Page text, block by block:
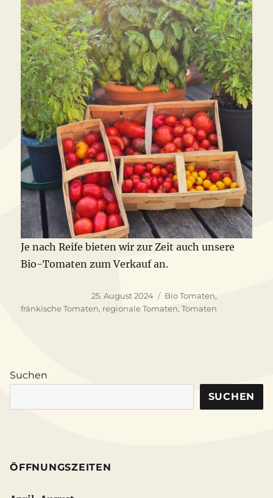
Je nach Reife bieten wir zur Zeit auch unsere
Bio-Tomaten zum Verkauf an.
Veröffentlicht
am
25. August 2024 Schlagwörter
Bio Tomaten,
fränkische Tomaten, regionale Tomaten,Tomaten
Suchen
SUCHEN
ÖFFNUNGSZEITEN